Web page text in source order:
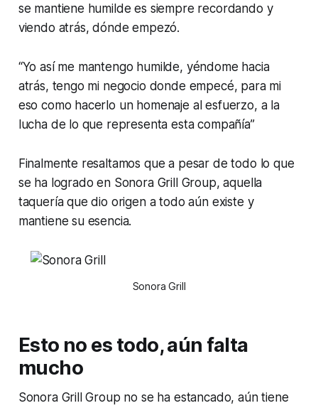
se mantiene humilde es siempre recordando y
viendo atrás, dónde empezó.
“Yo así me mantengo humilde, yéndome hacia
atrás, tengo mi negocio donde empecé, para mi
eso como hacerlo un homenaje al esfuerzo, a la
lucha de lo que representa esta compañía”
Finalmente resaltamos que a pesar de todo lo que
se ha logrado en Sonora Grill Group, aquella
taquería que dio origen a todo aún existe y
mantiene su esencia.
Sonora Grill
Esto no es todo, aún falta
mucho
Sonora Grill Group no se ha estancado, aún tiene